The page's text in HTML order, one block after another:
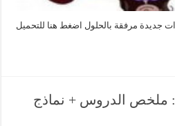
التاريخ 4AP الفصل 2 : ملخص الدروس + نماذج